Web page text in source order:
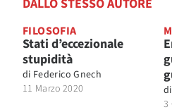
DALLO STESSO AUTORE
FILOSOFIA
Stati d’eccezionale
stupidità
di Federico Gnech
11 Marzo 2020
di
3